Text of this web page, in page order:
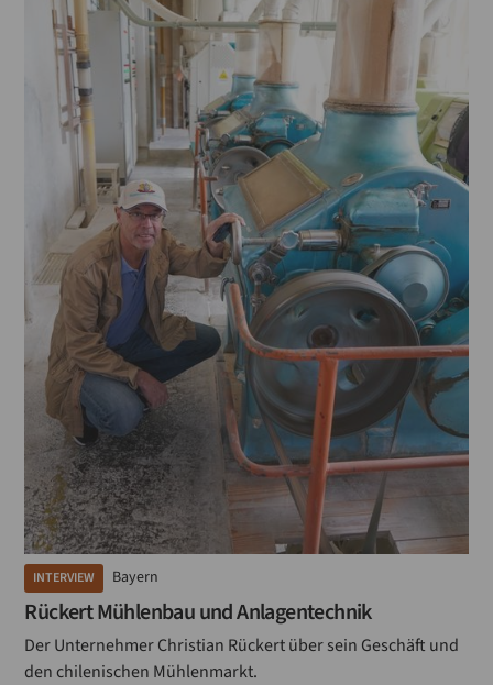
INTERVIEW Bayern
Rückert Mühlenbau und Anlagentechnik
Der Unternehmer Christian Rückert über sein Geschäft und
den chilenischen Mühlenmarkt.